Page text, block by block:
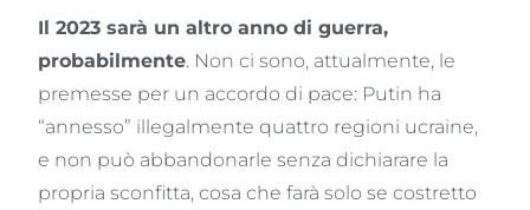
Il 2023 sarà un altro anno di guerra,
probabilmente. Non ci sono, attualmente, le
premesse per un accordo di pace: Putin ha
“annesso” illegalmente quattro regioni ucraine,
e non può abbandonarle senza dichiarare la
propria sconfitta, cosa che farà solo se costretto